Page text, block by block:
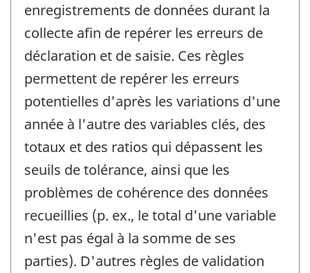
enregistrements de données durant la
collecte afin de repérer les erreurs de
déclaration et de saisie. Ces règles
permettent de repérer les erreurs
potentielles d'après les variations d'une
année à l'autre des variables clés, des
totaux et des ratios qui dépassent les
seuils de tolérance, ainsi que les
problèmes de cohérence des données
recueillies (p. ex., le total d'une variable
n'est pas égal à la somme de ses
parties). D'autres règles de validation